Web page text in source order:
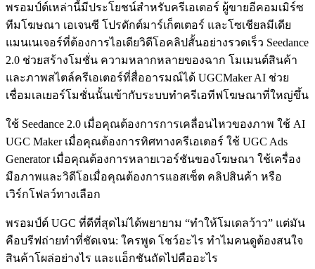
พรอมป์ต์เหล่านี้มีประโยชน์สำหรับครีเอเตอร์ ผู้ขายอีคอมเมิร์ซ
ทีมโฆษณา เอเจนซี โปรดักต์มาร์เก็ตเตอร์ และโซเชียลมีเดีย
แมนเนเจอร์ที่ต้องการไอเดียวิดีโอคลิปสั้นอย่างรวดเร็ว Seedance
2.0 ช่วยสร้างโมชั่น ความหลากหลายของฉาก โมเมนต์สินค้า
และภาพสไตล์ครีเอเตอร์ที่สื่ออารมณ์ได้ UGCMaker AI ช่วย
เชื่อมเลเยอร์โมชั่นนั้นเข้ากับระบบทำครีเอทีฟโฆษณาที่ใหญ่ขึ้น
ใช้ Seedance 2.0 เมื่อคุณต้องการการเคลื่อนไหวของภาพ ใช้ AI
UGC Maker เมื่อคุณต้องการทิศทางครีเอเตอร์ ใช้ UGC Ads
Generator เมื่อคุณต้องการหลายเวอร์ชันของโฆษณา ใช้เครื่อง
มือภาพและวิดีโอเมื่อคุณต้องการแอสเซ็ต คลิปสินค้า หรือ
เวิร์กโฟลว์ทางเลือก
พรอมป์ต์ UGC ที่ดีที่สุดไม่ได้พยายาม “ทำให้โมเดลว้าว” แต่มัน
คือบรีฟถ่ายทำที่ชัดเจน: ใครพูด โชว์อะไร ทำไมคนดูต้องสนใจ
สินค้าโผล่อย่างไร และแอ็กชันถัดไปคืออะไร